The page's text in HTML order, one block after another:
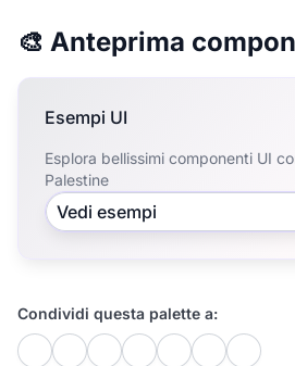
🎨 Anteprima
Esempi UI
Esplora bellissimi componenti UI
Palestine
Vedi esempi
Condividi questa palette a: